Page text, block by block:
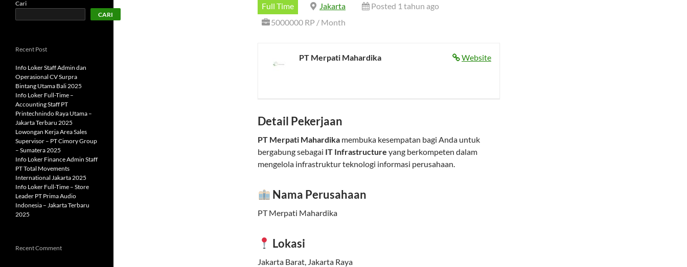
Full Time Jakarta
Posted 1 tahun ago
5000000 RP / Month
Website
PT Merpati Mahardika
Detail Pekerjaan
PT Merpati Mahardika membuka kesempatan bagi Anda untuk
bergabung sebagai IT Infrastructure yang berkompeten dalam
mengelola infrastruktur teknologi informasi perusahaan.
Nama Perusahaan
PT Merpati Mahardika
Lokasi
Jakarta Barat, Jakarta Raya
Cari
CARI
Recent Post
Info Loker Staff Admin dan
Operasional CV Surpra
Bintang Utama Bali 2025
Info Loker Full-Time –
Accounting Staff PT
Printechnindo Raya Utama –
Jakarta Terbaru 2025
Lowongan Kerja Area Sales
Supervisor – PT Cimory Group
– Sumatera 2025
Info Loker Finance Admin Staff
PT Total Movements
International Jakarta 2025
Info Loker Full-Time – Store
Leader PT Prima Audio
Indonesia – Jakarta Terbaru
2025
Recent Comment